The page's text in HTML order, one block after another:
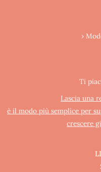
›
Ti
Lascia una
è il modo più semplice per
crescere